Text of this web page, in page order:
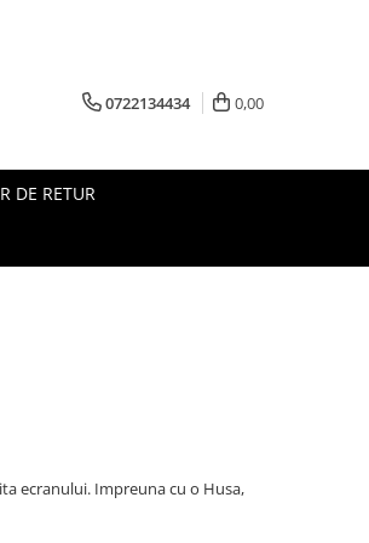
0722134434 0,00
DE RETUR
ecranului. Impreuna cu o Husa,